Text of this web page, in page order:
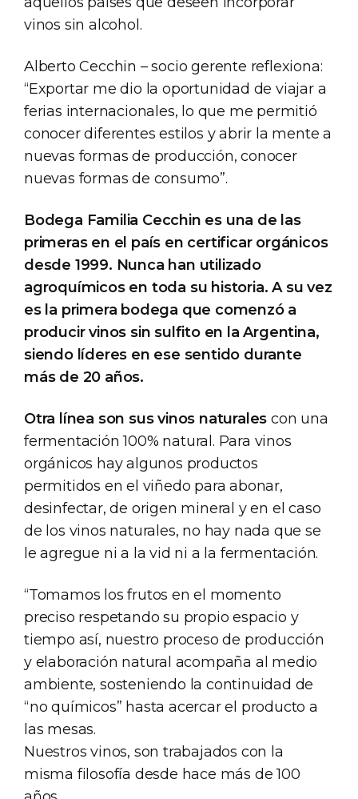
vinos sin alcohol.
Alberto Cecchin – socio gerente reflexiona:
“Exportar me dio la oportunidad de viajar a
ferias internacionales, lo que me permitió
conocer diferentes estilos y abrir la mente a
nuevas formas de producción, conocer
nuevas formas de consumo”.
Bodega Familia Cecchin es una de las
primeras en el país en certificar orgánicos
desde 1999. Nunca han utilizado
agroquímicos en toda su historia. A su vez
es la primera bodega que comenzó a
producir vinos sin sulfito en la Argentina,
siendo líderes en ese sentido durante
más de 20 años.
Otra línea son sus vinos naturales con una
fermentación 100% natural. Para vinos
orgánicos hay algunos productos
permitidos en el viñedo para abonar,
desinfectar, de origen mineral y en el caso
de los vinos naturales, no hay nada que se
le agregue ni a la vid ni a la fermentación.
“Tomamos los frutos en el momento
preciso respetando su propio espacio y
tiempo así, nuestro proceso de producción
y elaboración natural acompaña al medio
ambiente, sosteniendo la continuidad de
“no químicos” hasta acercar el producto a
las mesas.
Nuestros vinos, son trabajados con la
misma filosofía desde hace más de 100